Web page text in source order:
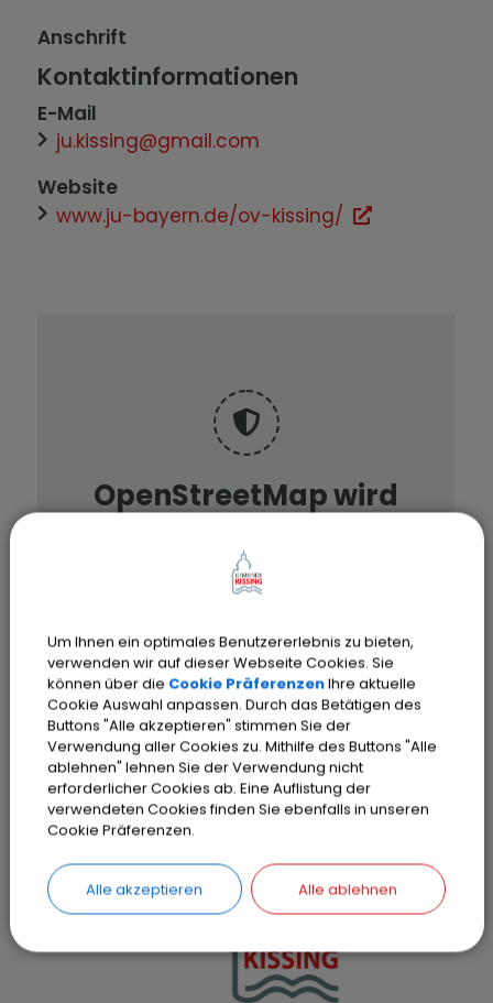
Anschrift
Kontaktinformationen
E-Mail
ju.kissing@gmail.com
Website
www.ju-bayern.de/ov-kissing/
OpenStreetMap wird
Bitte aktivieren Sie "OpenStreetMap"
Cookies Anpassen
Um Ihnen ein optimales Benutzererlebnis zu bieten,
verwenden wir auf dieser Webseite Cookies. Sie
können über die Cookie PräferenzenIhre aktuelle
Cookie Auswahl anpassen. Durch das Betätigen des
Buttons "Alle akzeptieren" stimmen Sie der
Verwendung aller Cookies zu. Mithilfe des Buttons "Alle
ablehnen" lehnen Sie der Verwendung nicht
erforderlicher Cookies ab. Eine Auflistung der
verwendeten Cookies finden Sie ebenfalls in unseren
Cookie Präferenzen.
Alle akzeptieren Alle ablehnen